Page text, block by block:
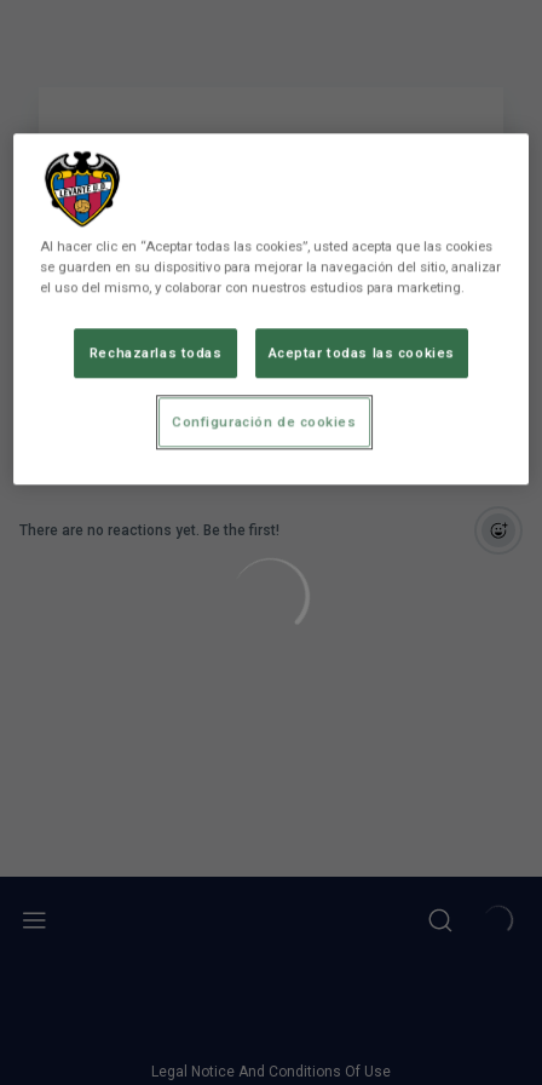
Jorge Miramón: "We're
going to Vigo with the
desire to win"
Jorge Miramón: "Vamos a Vigo con todas las
ganas del mundo de ganar"
There are no reactions yet. Be the first!
Legal Notice And Conditions Of Use
Al hacer clic en “Aceptar todas las cookies”, usted acepta que las cookies
se guarden en su dispositivo para mejorar la navegación del sitio, analizar
el uso del mismo, y colaborar con nuestros estudios para marketing.
Rechazarlas todas Aceptar todas las cookies
Configuración de cookies